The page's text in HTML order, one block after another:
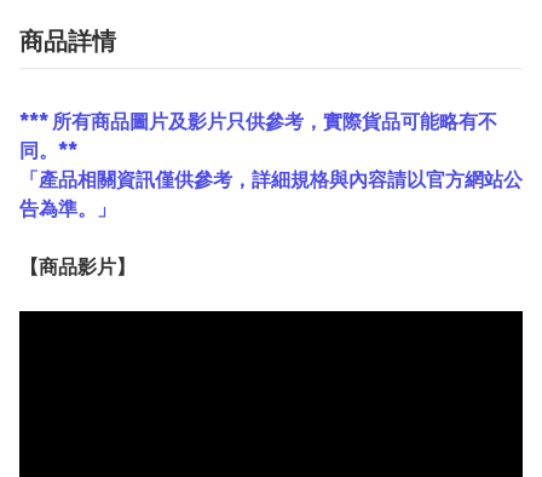
商品詳情
*** 所有商品圖片及影片只供參考，實際貨品可能略有不
同。**
「產品相關資訊僅供參考，詳細規格與內容請以官方網站公
告為準。」
【商品影片】